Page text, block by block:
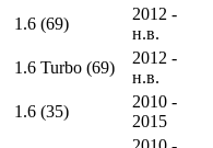
1.6 (69)
2012 -
н.в.
1.6 Turbo (69)
2012 -
н.в.
1.6 (35)
2010 -
2015